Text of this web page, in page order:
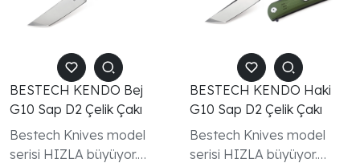
BESTECH KENDO Bej
G10 Sap D2 Çelik Çakı
Bestech Knives model
serisi HIZLA büyüyor.
BESTECH KENDO Haki
G10 Sap D2 Çelik Çakı
Bestech Knives model
serisi HIZLA büyüyor.